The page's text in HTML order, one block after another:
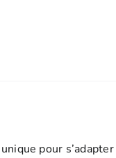
pour s’adapter